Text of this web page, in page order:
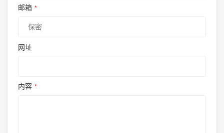
邮箱 *
网址
内容 *